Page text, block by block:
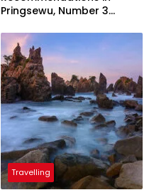
Pringsewu, Number 3
President
Travelling